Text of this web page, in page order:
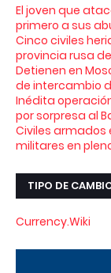
El joven que
primero a sus
Cinco civiles
provincia rusa
Detienen en
de intercambio
Inédita
por sorpresa al
Civiles armados
militares en
TIPO DE
Currency.Wiki